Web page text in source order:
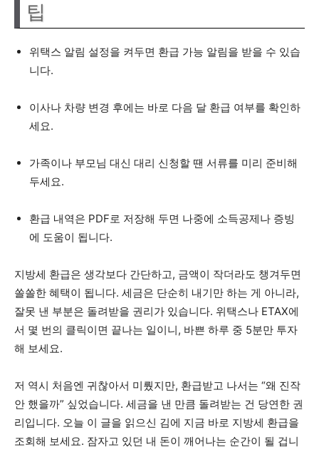
팁
위택스 알림 설정을 켜두면 환급 가능 알림을 받을 수 있습
니다.
이사나 차량 변경 후에는 바로 다음 달 환급 여부를 확인하
세요.
가족이나 부모님 대신 대리 신청할 땐 서류를 미리 준비해
두세요.
환급 내역은 PDF로 저장해 두면 나중에 소득공제나 증빙
에 도움이 됩니다.
지방세 환급은 생각보다 간단하고, 금액이 작더라도 챙겨두면
쏠쏠한 혜택이 됩니다. 세금은 단순히 내기만 하는 게 아니라,
잘못 낸 부분은 돌려받을 권리가 있습니다. 위택스나 ETAX에
서 몇 번의 클릭이면 끝나는 일이니, 바쁜 하루 중 5분만 투자
해 보세요.
저 역시 처음엔 귀찮아서 미뤘지만, 환급받고 나서는 “왜 진작
안 했을까” 싶었습니다. 세금을 낸 만큼 돌려받는 건 당연한 권
리입니다. 오늘 이 글을 읽으신 김에 지금 바로 지방세 환급을
조회해 보세요. 잠자고 있던 내 돈이 깨어나는 순간이 될 겁니